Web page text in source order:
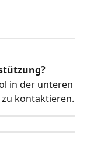
in der unteren
kontaktieren.